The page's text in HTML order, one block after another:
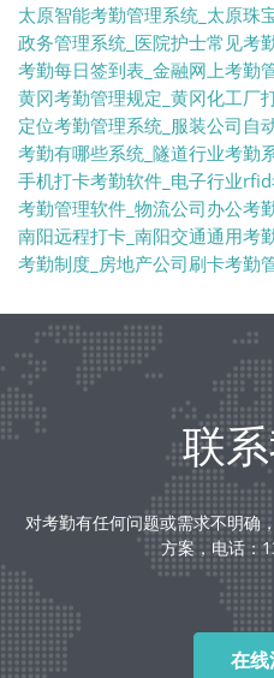
太原智能考勤管理系统_太原珠
政务管理系统_医院护士常见考
考勤每日签到表_金融网上考勤
黄冈考勤管理规定_黄冈化工厂
定位考勤管理系统_服装公司自
考勤有哪些系统_隧道行业考勤
手机打卡考勤软件_电子行业
考勤管理软件_物流公司办公考
南阳远程打卡_南阳交通通用考
考勤制度_房地产公司刷卡考勤
联
对考勤有任何问题或需求不明确
方案，电话：
在